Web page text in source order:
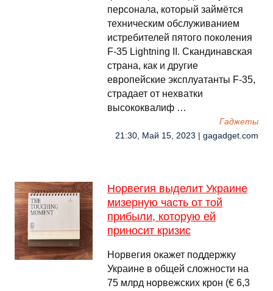
персонала, который займётся
техническим обслуживанием
истребителей пятого поколения
F-35 Lightning II. Скандинавская
страна, как и другие
европейские эксплуатанты F-35,
страдает от нехватки
высококвалиф …
Гаджеты
21:30, Май 15, 2023 | gagadget.com
Норвегия выделит Украине
мизерную часть от той
прибыли, которую ей
приносит кризис
Норвегия окажет поддержку
Украине в общей сложности на
75 млрд норвежских крон (€ 6,3